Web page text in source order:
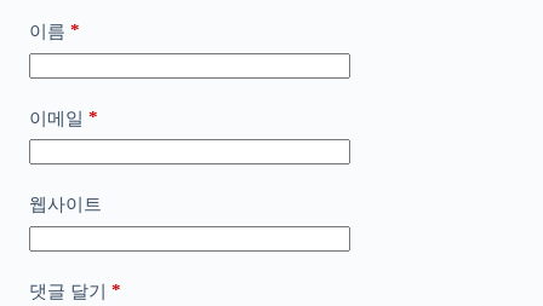
이름 *
이메일 *
웹사이트
댓글 달기 *